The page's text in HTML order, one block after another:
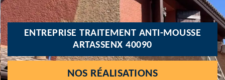
ENTREPRISE TRAITEMENT ANTI-MOUSSE
ARTASSENX 40090
NOS RÉALISATIONS